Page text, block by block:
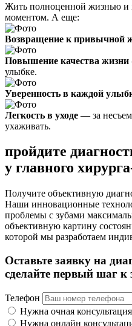
Жить полноценной жизнью и
моментом. А еще:
Возвращение к привычной
Повышение качества жизни
улыбке.
Уверенность в каждой
Легкость в уходе — за
ухаживать.
пройдите
у главного
Получите объективную
Наши инновационные
проблемы с зубами
объективную картину
которой мы разработаем
Оставьте заявку на
сделайте первый шаг к
Телефон
Нужна очная
Нужна онлайн